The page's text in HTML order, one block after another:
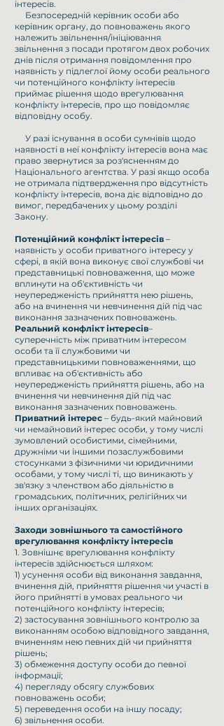
інтересів.
Безпосередній керівник особи або
керівник органу, до повноважень якого
належить звільнення/ініціювання
звільнення з посади протягом двох робочих
днів після отримання повідомлення про
наявність у підлеглої йому особи реального
чи потенційного конфлікту інтересів
приймає рішення щодо врегулювання
конфлікту інтересів, про що повідомляє
відповідну особу.
У разі існування в особи сумнівів щодо
наявності в неї конфлікту інтересів вона має
право звернутися за роз'ясненням до
Національного агентства. У разі якщо особа
не отримала підтвердження про відсутність
конфлікту інтересів, вона діє відповідно до
вимог, передбачених у цьому розділі
Закону.
Потенційний конфлікт інтересів –
наявність у особи приватного інтересу у
сфері, в якій вона виконує свої службові чи
представницькі повноваження, що може
вплинути на об'єктивність чи
неупередженість прийняття нею рішень,
або на вчинення чи невчинення дій під час
виконання зазначених повноважень.
Реальний конфлікт інтересів–
суперечність між приватним інтересом
особи та її службовими чи
представницькими повноваженнями, що
впливає на об'єктивність або
неупередженість прийняття рішень, або на
вчинення чи невчинення дій під час
виконання зазначених повноважень.
Приватний інтерес – будь-який майновий
чи немайновий інтерес особи, у тому числі
зумовлений особистими, сімейними,
дружніми чи іншими позаслужбовими
стосунками з фізичними чи юридичними
особами, у тому числі ті, що виникають у
зв'язку з членством або діяльністю в
громадських, політичних, релігійних чи
інших організаціях.
Заходи зовнішнього та самостійного
врегулювання конфлікту інтересів
1. Зовнішнє врегулювання конфлікту
інтересів здійснюється шляхом:
1) усунення особи від виконання завдання,
вчинення дій, прийняття рішення чи участі в
його прийнятті в умовах реального чи
потенційного конфлікту інтересів;
2) застосування зовнішнього контролю за
виконанням особою відповідного завдання,
вчиненням нею певних дій чи прийняття
рішень;
3) обмеження доступу особи до певної
інформації;
4) перегляду обсягу службових
повноважень особи;
5) переведення особи на іншу посаду;
6) звільнення особи.